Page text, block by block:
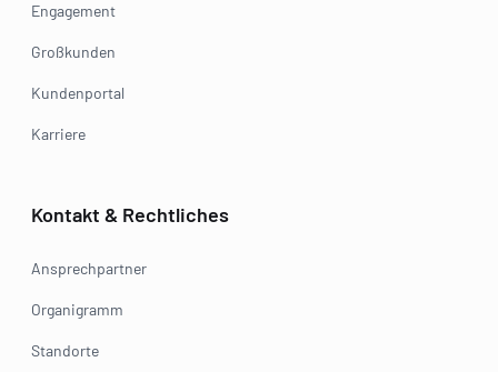
Engagement
Großkunden
Kundenportal
Karriere
Kontakt & Rechtliches
Ansprechpartner
Organigramm
Standorte